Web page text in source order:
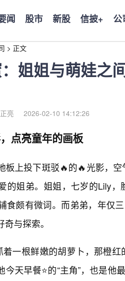
闻 股市 新股 信披+ 公
> 正文
姐姐与萌娃之
亮 2026-02-10 14:12:26
点亮童年的画板
板上投下斑驳🔥的🔥光影，
的姐弟。姐姐，七岁的Lily
食颇有微词。而弟弟，年仅
与探索。
一根鲜嫩的胡萝卜，那橙
天早餐⭐的“主角”，也是他